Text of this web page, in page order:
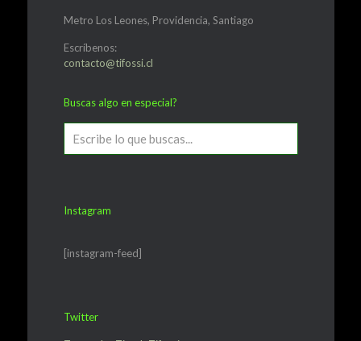
Metro Los Leones, Providencia, Santiago
Escríbenos:
contacto@tifossi.cl
Buscas algo en especial?
Instagram
[instagram-feed]
Twitter